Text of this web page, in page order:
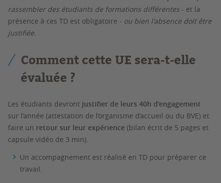
rassembler des étudiants de formations différentes - et la
présence à ces TD est obligatoire - ou bien l'absence doit être
justifiée.
Comment cette UE sera-t-elle
évaluée ?
Les étudiants devront justifier de leurs 40h d’engagement
sur l’année (attestation de l’organisme d’accueil ou du BVE) et
faire un retour sur leur expérience (bilan écrit de 5 pages et
capsule vidéo de 3 min).
Un accompagnement est réalisé en TD pour préparer ce
travail.